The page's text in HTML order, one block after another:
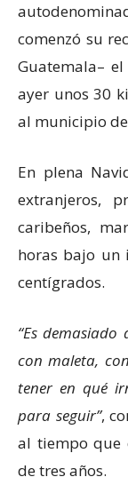
comenzó su
Guatemala–
ayer unos 30
al municipio
En plena
extranjeros,
caribeños,
horas bajo un
centígrados.
Es
con maleta,
tener en qué
para seguir ,
al tiempo que
de tres años.